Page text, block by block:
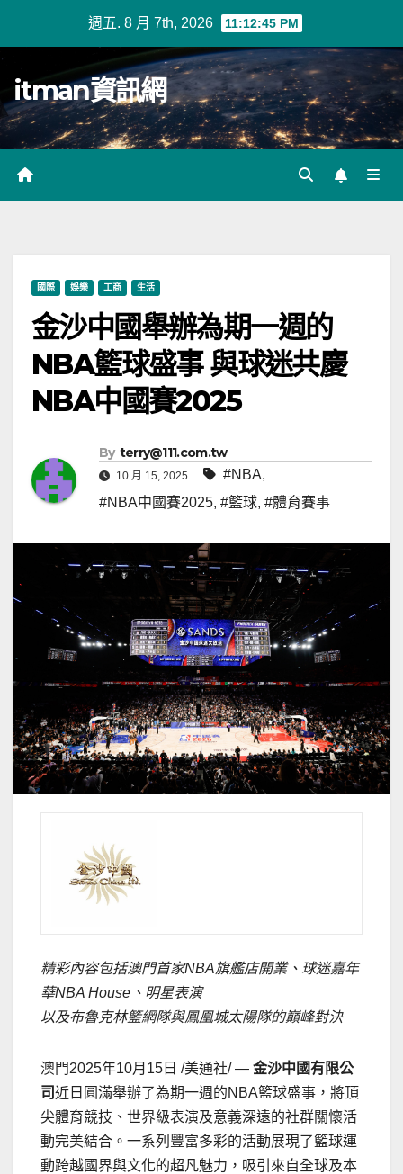
週五. 8 月 7th, 2026 11:12:46 PM
itman資訊網
國際 娛樂 工商 生活
金沙中國舉辦為期一週的
NBA籃球盛事 與球迷共慶
NBA中國賽2025
By terry@111.com.tw
10 月 15, 2025 #NBA,
#NBA中國賽2025, #籃球, #體育賽事
精彩內容包括澳門首家NBA旗艦店開業、球迷嘉年
華NBA House 、明星表演
以及布魯克林籃網隊與鳳凰城太陽隊的巔峰對決
澳門2025年10月15日 /美通社/ — 金沙中國有限公
司近日圓滿舉辦了為期一週的NBA籃球盛事，將頂
尖體育競技、世界級表演及意義深遠的社群關懷活
動完美結合。一系列豐富多彩的活動展現了籃球運
動跨越國界與文化的超凡魅力，吸引來自全球及本